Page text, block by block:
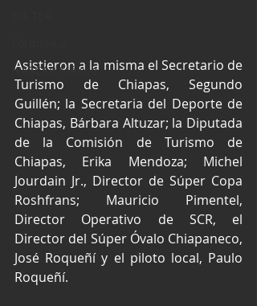
NASCAR México
Asistieron a la misma el Secretario de
Turismo de Chiapas, Segundo
Guillén; la Secretaria del Deporte de
Chiapas, Bárbara Altuzar; la Diputada
de la Comisión de Turismo de
Chiapas, Erika Mendoza; Michel
Jourdain Jr., Director de Súper Copa
Roshfrans; Mauricio Pimentel,
Director Operativo de SCR, el
Director del Súper Óvalo Chiapaneco,
José Roqueñí y el piloto local, Paulo
Roqueñí.